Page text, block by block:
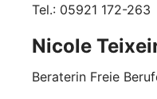
Tel.: 05921 172-263
Nicole
Beraterin Freie